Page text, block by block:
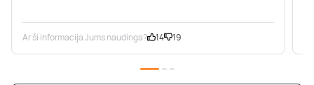
Ar ši informacija Jums naudinga? 14 19